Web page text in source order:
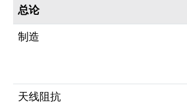
总论
制造
天线阻抗